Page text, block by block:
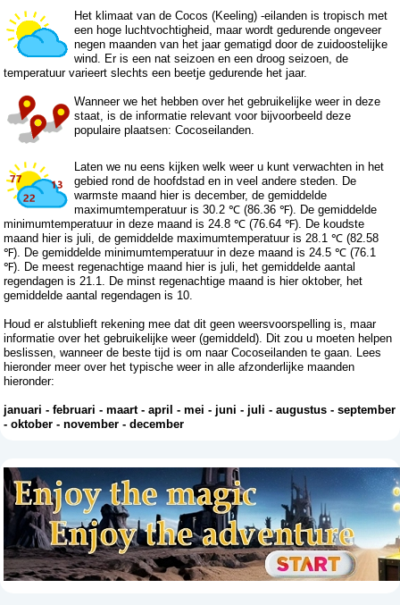
Het klimaat van de Cocos (Keeling) -eilanden is tropisch met
een hoge luchtvochtigheid, maar wordt gedurende ongeveer
negen maanden van het jaar gematigd door de zuidoostelijke
wind. Er is een nat seizoen en een droog seizoen, de
temperatuur varieert slechts een beetje gedurende het jaar.
Wanneer we het hebben over het gebruikelijke weer in deze
staat, is de informatie relevant voor bijvoorbeeld deze
populaire plaatsen: Cocoseilanden.
Laten we nu eens kijken welk weer u kunt verwachten in het
gebied rond de hoofdstad en in veel andere steden. De
warmste maand hier is december, de gemiddelde
maximumtemperatuur is 30.2 ℃ (86.36 ℉). De gemiddelde
minimumtemperatuur in deze maand is 24.8 ℃ (76.64 ℉). De koudste
maand hier is juli, de gemiddelde maximumtemperatuur is 28.1 ℃ (82.58
℉). De gemiddelde minimumtemperatuur in deze maand is 24.5 ℃ (76.1
℉). De meest regenachtige maand hier is juli, het gemiddelde aantal
regendagen is 21.1. De minst regenachtige maand is hier oktober, het
gemiddelde aantal regendagen is 10.
Houd er alstublieft rekening mee dat dit geen weersvoorspelling is, maar
informatie over het gebruikelijke weer (gemiddeld). Dit zou u moeten helpen
beslissen, wanneer de beste tijd is om naar Cocoseilanden te gaan. Lees
hieronder meer over het typische weer in alle afzonderlijke maanden
hieronder:
januari -februari -maart-april -mei - juni - juli -augustus -september
-oktober -november -december